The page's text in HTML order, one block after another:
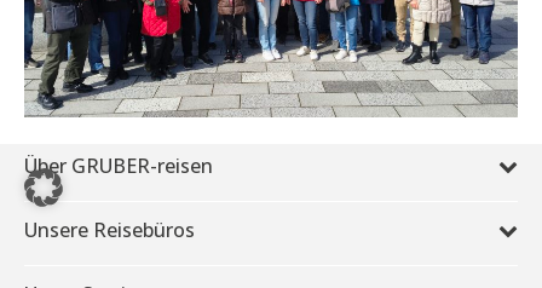
Über GRUBER-reisen
Unsere Reisebüros